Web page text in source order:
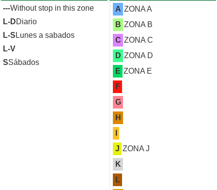
---Without stop in this zone
L-DDiario
L-S Lunes a sabados
L-V
SSábados
A ZONA A
B ZONA B
C ZONA C
D ZONA D
E ZONA E
F
G
H
J ZONA J
K
L